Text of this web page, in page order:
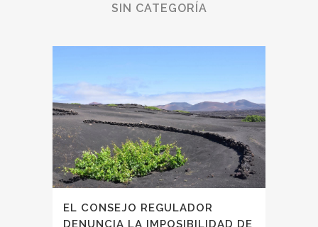
SIN CATEGORÍA
EL CONSEJO REGULADOR
DENUNCIA LA IMPOSIBILIDAD DE